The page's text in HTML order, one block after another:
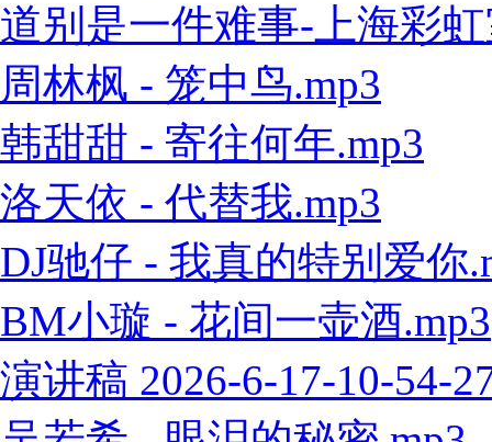
道别是一件难事-上海彩
周林枫 - 笼中鸟.mp3
韩甜甜 - 寄往何年.mp3
洛天依 - 代替我.mp3
DJ驰仔 - 我真的特别爱你
BM小璇 - 花间一壶酒.mp3
演讲稿 2026-6-17-10-54-